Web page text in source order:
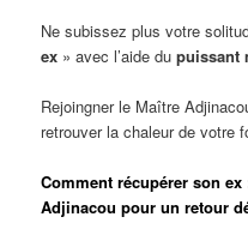
Ne subissez plus votre
ex » avec l’aide dupuissant
Rejoingner le Maître
retrouver la chaleur de votre
Comment récupérer son
Adjinacou pour un retour